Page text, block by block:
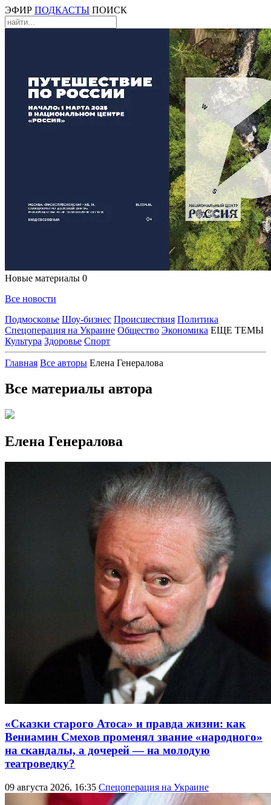
ЭФИР ПОДКАСТЫ ПОИСК
Новые материалы 0
Все новости
Подмосковье Шоу-бизнес Происшествия Политика
Спецоперация на Украине Общество Экономика ЕЩЕ ТЕМЫ
Культура Здоровье Спорт
Главная Все авторы Елена Генералова
Все материалы автора
Елена Генералова
«Сказки старого Атоса» и правда жизни: как
Вениамин Смехов променял звание «народного»
на скандалы, а дочерей — на молодую
театроведку?
09 августа 2026, 16:35 Спецоперация на Украине